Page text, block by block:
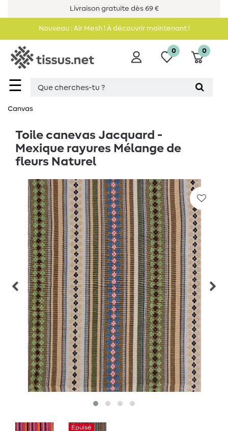
Livraison gratuite dès 69 €
Nouveau : Air Mesh ! À découvrir maintenant !
☰
0 0
Canvas
Toile canevas Jacquard -
Mexique rayures Mélange de
fleurs Naturel
Épuisé